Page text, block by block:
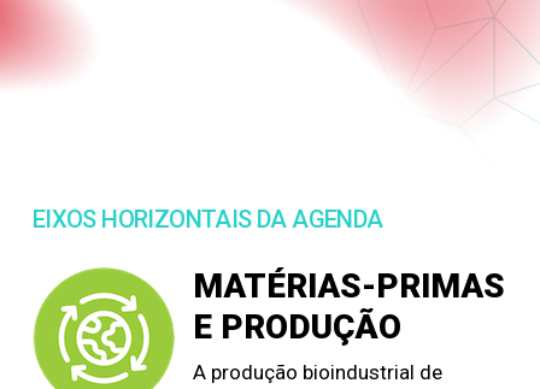
EIXOS HORIZONTAIS DA AGENDA
MATÉRIAS-PRIMAS
E PRODUÇÃO
A produção bioindustrial de